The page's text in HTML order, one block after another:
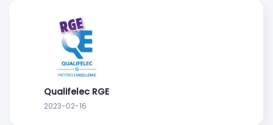
Qualifelec RGE
2023-02-16